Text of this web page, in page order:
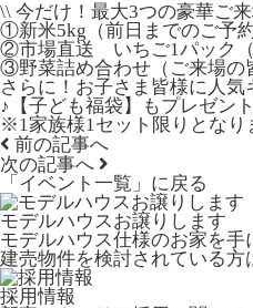
\\ 今だけ！最大3つの豪華ご
①新米5kg（前日までのご予
②市場直送 いちご1パック（
③野菜詰め合わせ（ご来場の
さらに！お子さま皆様に人気
♪【子ども福袋】もプレゼント
※1家族様1セット限りとなり
前の記事へ
次の記事へ
「イベント一覧」 に戻る
モデルハウスお譲りします
モデルハウス仕様のお家を手
建売物件を検討されている方
採用情報